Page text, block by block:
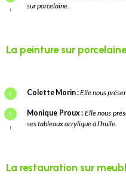
sur porcelaine.
La peinture sur
Colette Morin :Elle nous
Monique Proux : Elle nous
ses tableaux acrylique à l’huile.
La restauration sur